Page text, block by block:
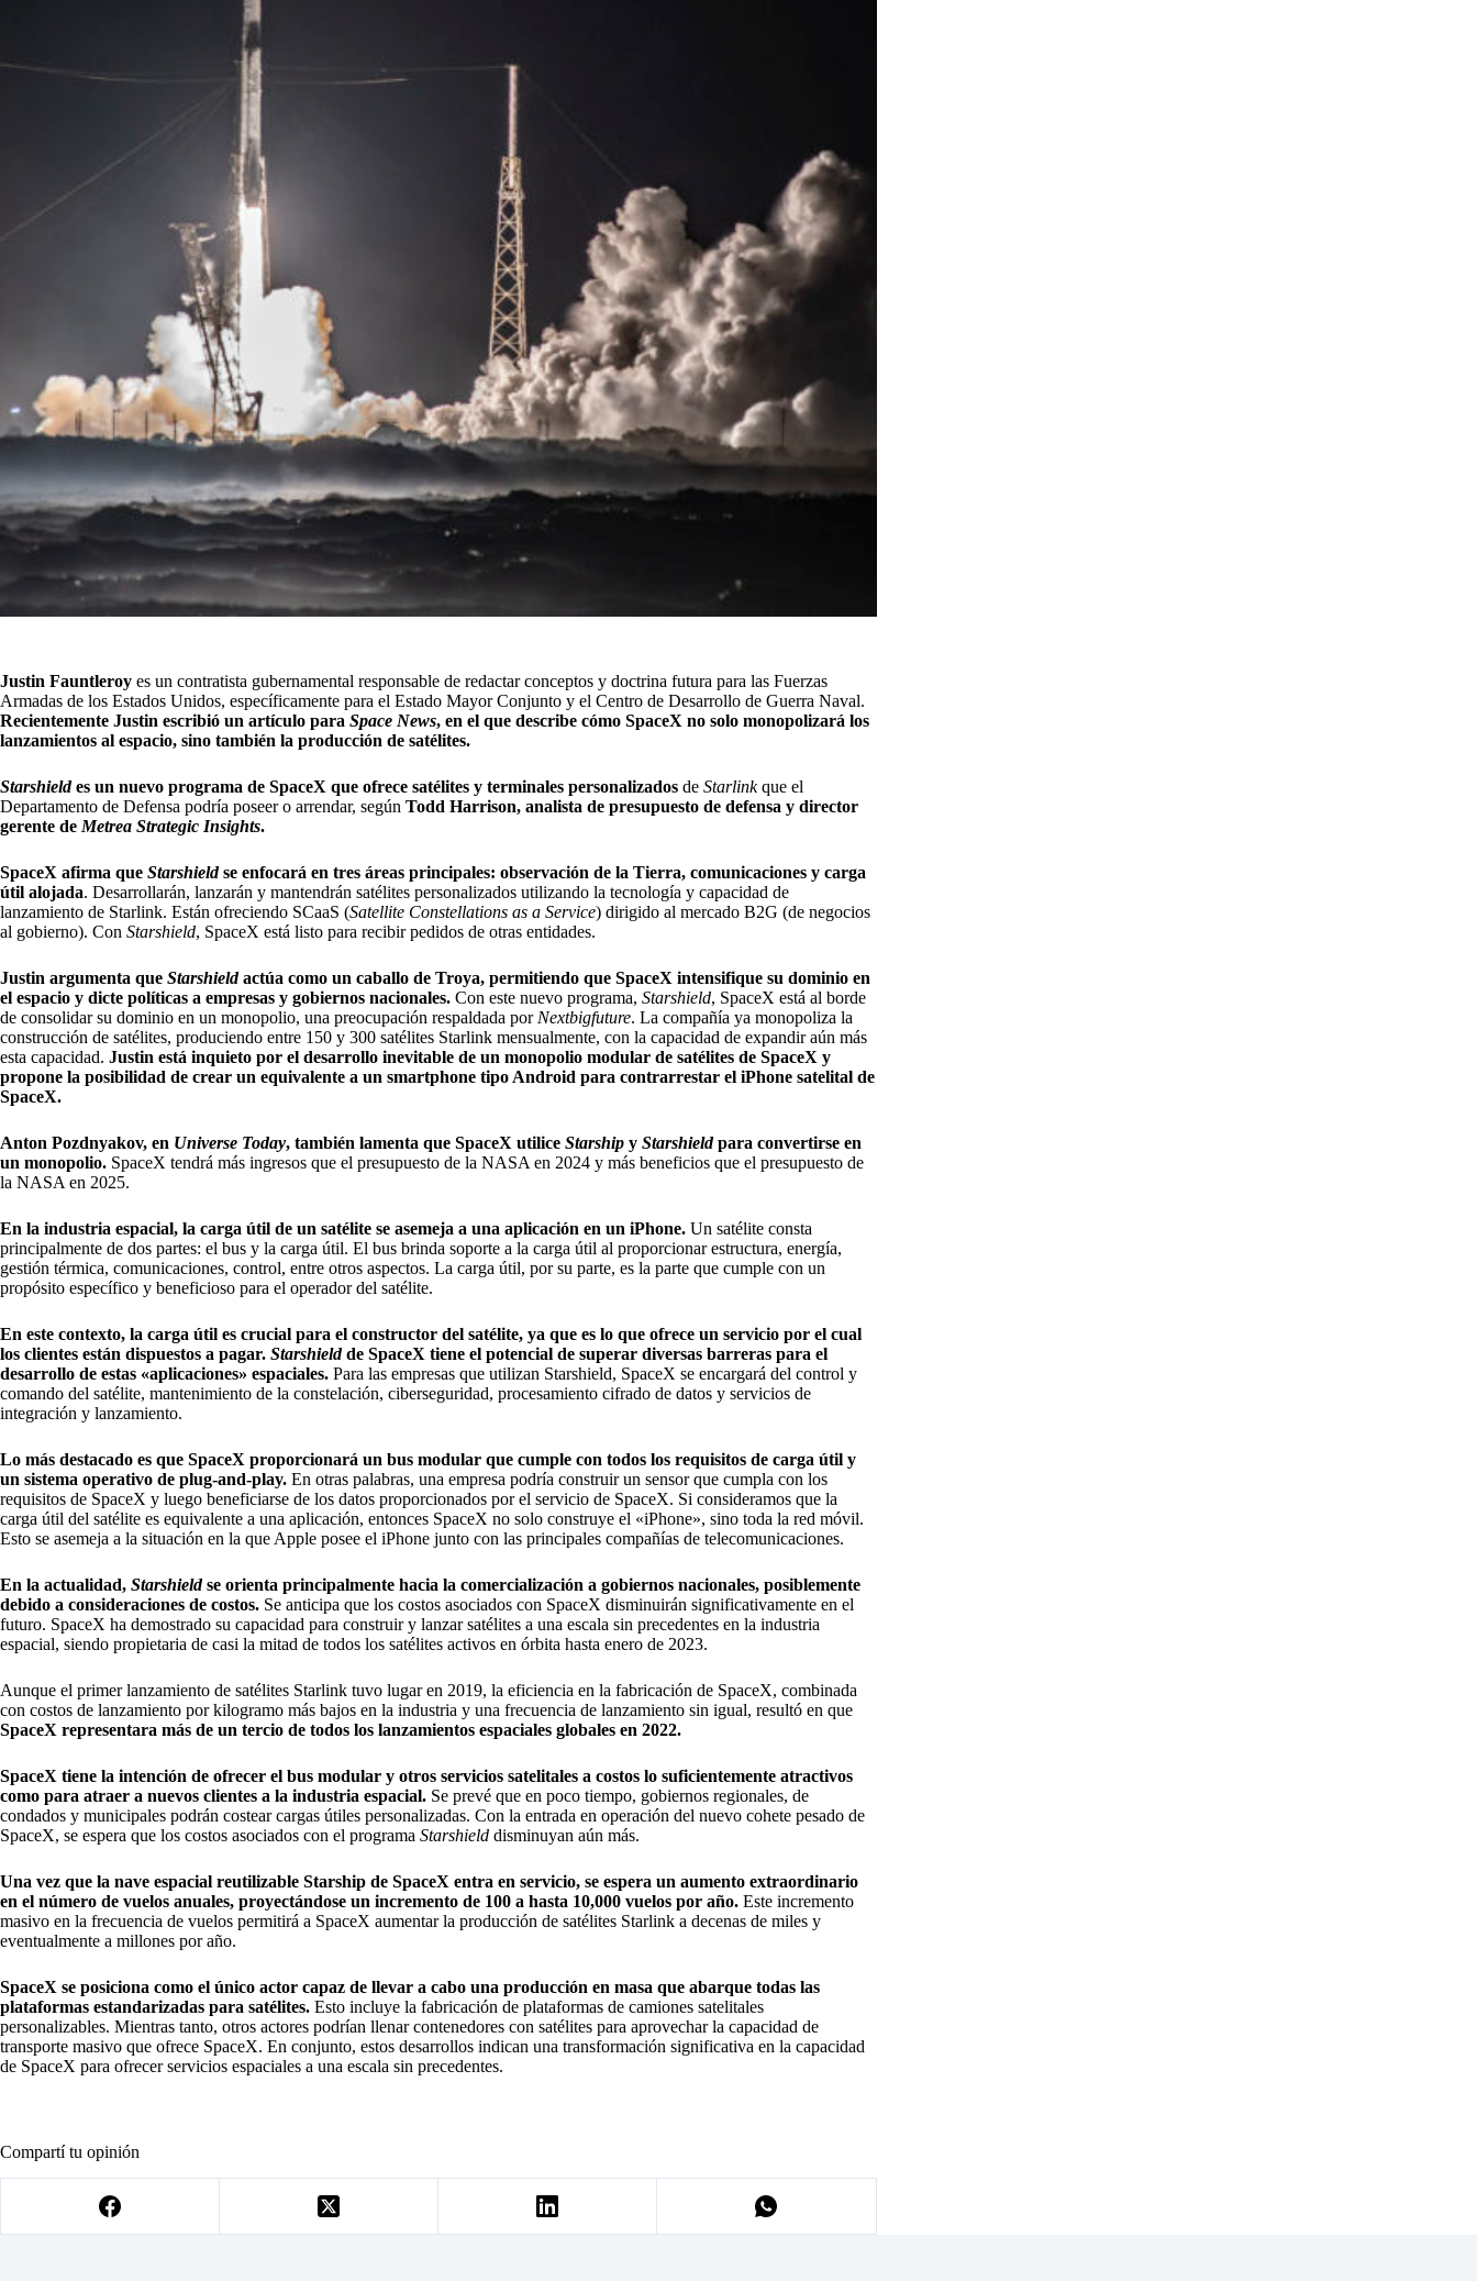
Justin Fauntleroy es un contratista gubernamental responsable de redactar conceptos y doctrina futura para las Fuerzas
Armadas de los Estados Unidos, específicamente para el Estado Mayor Conjunto y el Centro de Desarrollo de Guerra Naval.
Recientemente Justin escribió un artículo para Space News, en el que describe cómo SpaceX no solo monopolizará los
lanzamientos al espacio, sino también la producción de satélites.
Starshieldes un nuevo programa de SpaceX que ofrece satélites y terminales personalizados de Starlinkque el
Departamento de Defensa podría poseer o arrendar, según Todd Harrison, analista de presupuesto de defensa y director
gerente de Metrea Strategic Insights.
SpaceX afirma que Starshieldse enfocará en tres áreas principales: observación de la Tierra, comunicaciones y carga
útil alojada. Desarrollarán, lanzarán y mantendrán satélites personalizados utilizando la tecnología y capacidad de
lanzamiento de Starlink. Están ofreciendo SCaaS (Satellite Constellations as a Service) dirigido al mercado B2G (de negocios
al gobierno). Con Starshield, SpaceX está listo para recibir pedidos de otras entidades.
Justin argumenta que Starshieldactúa como un caballo de Troya, permitiendo que SpaceX intensifique su dominio en
el espacio y dicte políticas a empresas y gobiernos nacionales. Con este nuevo programa, Starshield, SpaceX está al borde
de consolidar su dominio en un monopolio, una preocupación respaldada por Nextbigfuture. La compañía ya monopoliza la
construcción de satélites, produciendo entre 150 y 300 satélites Starlink mensualmente, con la capacidad de expandir aún más
esta capacidad. Justin está inquieto por el desarrollo inevitable de un monopolio modular de satélites de SpaceX y
propone la posibilidad de crear un equivalente a un smartphone tipo Android para contrarrestar el iPhone satelital de
SpaceX.
Anton Pozdnyakov, en Universe Today, también lamenta que SpaceX utilice Starship y Starshieldpara convertirse en
un monopolio. SpaceX tendrá más ingresos que el presupuesto de la NASA en 2024 y más beneficios que el presupuesto de
la NASA en 2025.
En la industria espacial, la carga útil de un satélite se asemeja a una aplicación en un iPhone. Un satélite consta
principalmente de dos partes: el bus y la carga útil. El bus brinda soporte a la carga útil al proporcionar estructura, energía,
gestión térmica, comunicaciones, control, entre otros aspectos. La carga útil, por su parte, es la parte que cumple con un
propósito específico y beneficioso para el operador del satélite.
En este contexto, la carga útil es crucial para el constructor del satélite, ya que es lo que ofrece un servicio por el cual
los clientes están dispuestos a pagar. Starshieldde SpaceX tiene el potencial de superar diversas barreras para el
desarrollo de estas «aplicaciones» espaciales. Para las empresas que utilizan Starshield, SpaceX se encargará del control y
comando del satélite, mantenimiento de la constelación, ciberseguridad, procesamiento cifrado de datos y servicios de
integración y lanzamiento.
Lo más destacado es que SpaceX proporcionará un bus modular que cumple con todos los requisitos de carga útil y
un sistema operativo de plug-and-play. En otras palabras, una empresa podría construir un sensor que cumpla con los
requisitos de SpaceX y luego beneficiarse de los datos proporcionados por el servicio de SpaceX. Si consideramos que la
carga útil del satélite es equivalente a una aplicación, entonces SpaceX no solo construye el «iPhone», sino toda la red móvil.
Esto se asemeja a la situación en la que Apple posee el iPhone junto con las principales compañías de telecomunicaciones.
En la actualidad, Starshieldse orienta principalmente hacia la comercialización a gobiernos nacionales, posiblemente
debido a consideraciones de costos. Se anticipa que los costos asociados con SpaceX disminuirán significativamente en el
futuro. SpaceX ha demostrado su capacidad para construir y lanzar satélites a una escala sin precedentes en la industria
espacial, siendo propietaria de casi la mitad de todos los satélites activos en órbita hasta enero de 2023.
Aunque el primer lanzamiento de satélites Starlink tuvo lugar en 2019, la eficiencia en la fabricación de SpaceX, combinada
con costos de lanzamiento por kilogramo más bajos en la industria y una frecuencia de lanzamiento sin igual, resultó en que
SpaceX representara más de un tercio de todos los lanzamientos espaciales globales en 2022.
SpaceX tiene la intención de ofrecer el bus modular y otros servicios satelitales a costos lo suficientemente atractivos
como para atraer a nuevos clientes a la industria espacial. Se prevé que en poco tiempo, gobiernos regionales, de
condados y municipales podrán costear cargas útiles personalizadas. Con la entrada en operación del nuevo cohete pesado de
SpaceX, se espera que los costos asociados con el programa Starshield disminuyan aún más.
Una vez que la nave espacial reutilizable Starship de SpaceX entra en servicio, se espera un aumento extraordinario
en el número de vuelos anuales, proyectándose un incremento de 100 a hasta 10,000 vuelos por año. Este incremento
masivo en la frecuencia de vuelos permitirá a SpaceX aumentar la producción de satélites Starlink a decenas de miles y
eventualmente a millones por año.
SpaceX se posiciona como el único actor capaz de llevar a cabo una producción en masa que abarque todas las
plataformas estandarizadas para satélites. Esto incluye la fabricación de plataformas de camiones satelitales
personalizables. Mientras tanto, otros actores podrían llenar contenedores con satélites para aprovechar la capacidad de
transporte masivo que ofrece SpaceX. En conjunto, estos desarrollos indican una transformación significativa en la capacidad
de SpaceX para ofrecer servicios espaciales a una escala sin precedentes.
Compartí tu opinión